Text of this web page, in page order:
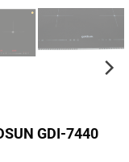
GDI-7440